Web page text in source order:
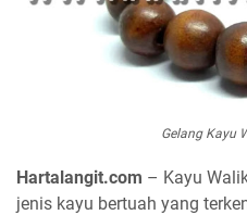
Gelang Kayu
Hartalangit.com – Kayu
jenis kayu bertuah yang